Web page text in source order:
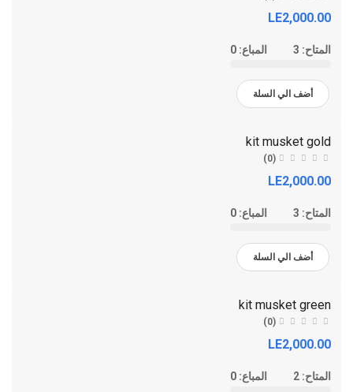
LE2,000.00
المتاح: 3 المباع: 0
أضف الي السلة
kit musket gold
(0)
LE2,000.00
المتاح: 3 المباع: 0
أضف الي السلة
kit musket green
(0)
LE2,000.00
المتاح: 2 المباع: 0